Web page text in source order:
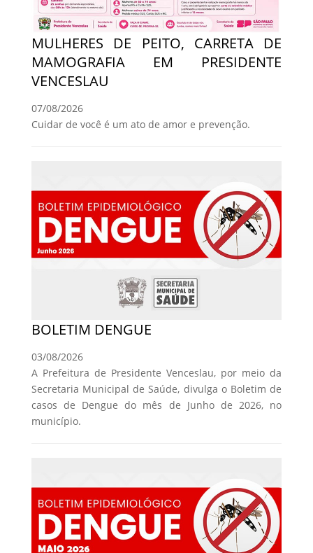
MULHERES DE PEITO, CARRETA DE
MAMOGRAFIA EM PRESIDENTE
VENCESLAU
07/08/2026
Cuidar de você é um ato de amor e prevenção.
BOLETIM DENGUE
03/08/2026
A Prefeitura de Presidente Venceslau, por meio da
Secretaria Municipal de Saúde, divulga o Boletim de
casos de Dengue do mês de Junho de 2026, no
município.